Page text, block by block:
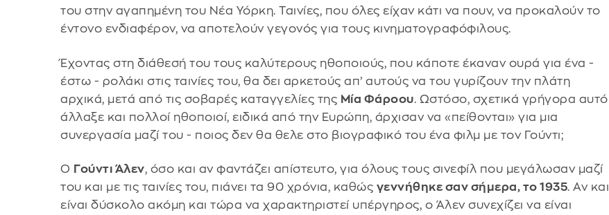
του στην αγαπημένη του Νέα Υόρκη. Ταινίες, που όλες είχαν κάτι να πουν, να προκαλούν το
έντονο ενδιαφέρον, να αποτελούν γεγονός για τους κινηματογραφόφιλους.
Έχοντας στη διάθεσή του τους καλύτερους ηθοποιούς, που κάποτε έκαναν ουρά για ένα -
έστω - ρολάκι στις ταινίες του, θα δει αρκετούς απ’ αυτούς να του γυρίζουν την πλάτη
αρχικά, μετά από τις σοβαρές καταγγελίες της Μία Φάροου. Ωστόσο, σχετικά γρήγορα αυτό
άλλαξε και πολλοί ηθοποιοί, ειδικά από την Ευρώπη, άρχισαν να «πείθονται» για μια
συνεργασία μαζί του - ποιος δεν θα θελε στο βιογραφικό του ένα φιλμ με τον Γούντι;
Ο Γούντι Άλεν, όσο και αν φαντάζει απίστευτο, για όλους τους σινεφίλ που μεγάλωσαν μαζί
του και με τις ταινίες του, πιάνει τα 90 χρόνια, καθώς γεννήθηκε σαν σήμερα, το 1935. Αν και
είναι δύσκολο ακόμη και τώρα να χαρακτηριστεί υπέργηρος, ο Άλεν συνεχίζει να είναι